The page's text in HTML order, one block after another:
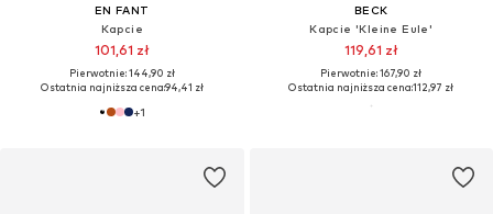
EN FANT
Kapcie
101,61 zł
Pierwotnie: 144,90 zł
Ostatnia najniższa cena:94,41 zł
+1
BECK
Kapcie 'Kleine Eule'
119,61 zł
Pierwotnie: 167,90 zł
Ostatnia najniższa cena:112,97 zł